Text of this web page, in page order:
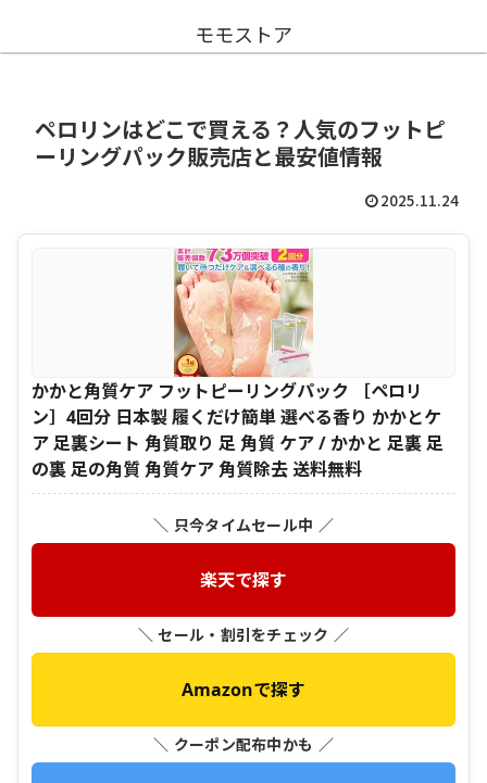
モモストア
ペロリンはどこで買える？人気のフットピ
ーリングパック販売店と最安値情報
2025.11.24
かかと角質ケア フットピーリングパック ［ペロリ
ン］4回分 日本製 履くだけ簡単 選べる香り かかとケ
ア 足裏シート 角質取り 足 角質 ケア / かかと 足裏 足
の裏 足の角質 角質ケア 角質除去 送料無料
＼ 只今タイムセール中 ／
楽天で探す
＼ セール・割引をチェック ／
Amazonで探す
＼ クーポン配布中かも ／